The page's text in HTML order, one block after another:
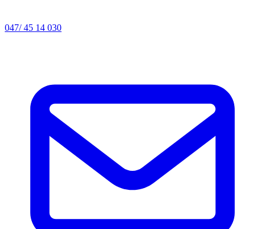
047/ 45 14 030